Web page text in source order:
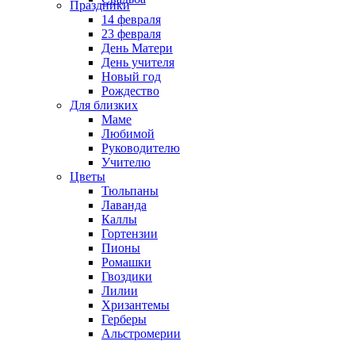
Праздники
14 февраля
23 февраля
День Матери
День учителя
Новый год
Рождество
Для близких
Маме
Любимой
Руководителю
Учителю
Цветы
Тюльпаны
Лаванда
Каллы
Гортензии
Пионы
Ромашки
Гвоздики
Лилии
Хризантемы
Герберы
Альстромерии